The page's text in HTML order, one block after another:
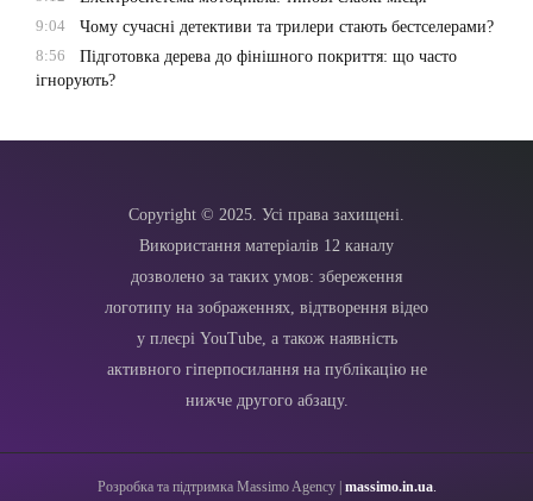
9:04
Чому сучасні детективи та трилери стають бестселерами?
8:56
Підготовка дерева до фінішного покриття: що часто
ігнорують?
Copyright © 2025. Усі права захищені.
Використання матеріалів 12 каналу
дозволено за таких умов: збереження
логотипу на зображеннях, відтворення відео
у плеєрі YouTube, а також наявність
активного гіперпосилання на публікацію не
нижче другого абзацу.
Розробка та підтримка Massimo Agency | massimo.in.ua.